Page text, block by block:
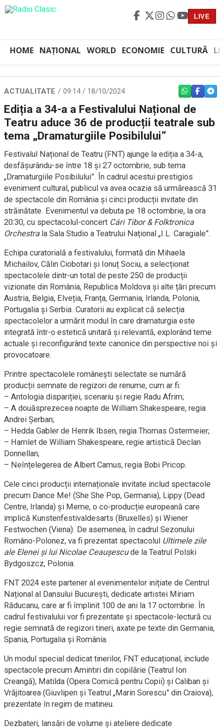
LIVE
HOME NAȚIONAL WORLD ECONOMIE CULTURĂ
ACTUALITATE 09:14 / 18/10/2024 WHATSAPP
Ediția a 34-a a Festivalului Național de
Teatru aduce 36 de producții teatrale sub
tema „Dramaturgiile Posibilului”
Festivalul Național de Teatru (FNT) ajunge la ediția a 34-a,
desfășurându-se între 18 și 27 octombrie, sub tema
„Dramaturgiile Posibilului”. În cadrul acestui prestigios
eveniment cultural, publicul va avea ocazia să urmărească 31
de spectacole din România și cinci producții invitate din
străinătate. Evenimentul va debuta pe 18 octombrie, la ora
20:30, cu spectacolul-concert Cári Tibor & Folktronica
Orchestrala Sala Studio a Teatrului Național „I.L. Caragiale”.
Echipa curatorială a festivalului, formată din Mihaela
Michailov, Călin Ciobotari și Ionuț Sociu, a selecționat
spectacolele dintr-un total de peste 250 de producții
vizionate din România, Republica Moldova și alte țări precum
Austria, Belgia, Elveția, Franța, Germania, Irlanda, Polonia,
Portugalia și Serbia. Curatorii au explicat că selecția
spectacolelor a urmărit modul în care dramaturgia este
integrată într-o estetică unitară și relevantă, explorând teme
actuale și reconfigurând texte canonice din perspective noi și
provocatoare.
Printre spectacolele românești selectate se numără
producții semnate de regizori de renume, cum ar fi:
– Antologia dispariției, scenariu și regie Radu Afrim;
– A douăsprezecea noapte de William Shakespeare, regia
Andrei Șerban;
– Hedda Gabler de Henrik Ibsen, regia Thomas Ostermeier;
– Hamlet de William Shakespeare, regie artistică Declan
Donnellan;
– Neînțelegerea de Albert Camus, regia Bobi Pricop.
Cele cinci producții internaționale invitate includ spectacole
precum Dance Me! (She She Pop, Germania), Lippy (Dead
Centre, Irlanda) și Meme, o co-producție europeană care
implică Kunstenfestivaldesarts (Bruxelles) și Wiener
Festwochen (Viena). De asemenea, în cadrul Sezonului
Româno-Polonez, va fi prezentat spectacolul Ultimele zile
ale Elenei și lui Nicolae Ceaușescude la Teatrul Polski
Bydgoszcz, Polonia.
FNT 2024 este partener al evenimentelor inițiate de Centrul
Național al Dansului București, dedicate artistei Miriam
Răducanu, care ar fi împlinit 100 de ani la 17 octombrie. În
cadrul festivalului vor fi prezentate și spectacole-lectură cu
regie semnată de regizori tineri, axate pe texte din Germania,
Spania, Portugalia și România.
Un modul special dedicat tinerilor, FNT educațional, include
spectacole precum Amintiri din copilărie (Teatrul Ion
Creangă), Matilda (Opera Comică pentru Copii) și Caliban și
Vrăjitoarea (Giuvlipen și Teatrul „Marin Sorescu” din Craiova),
prezentate în regim de matineu.
Dezbateri, lansări de volume și ateliere dedicate